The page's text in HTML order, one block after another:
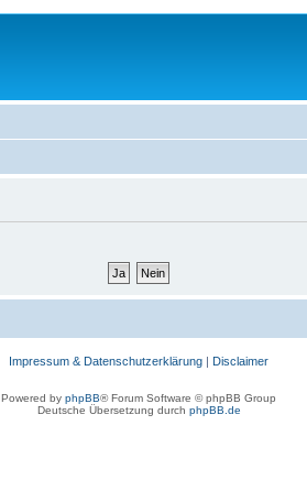
Impressum & Datenschutzerklärung | Disclaimer
Powered by phpBB® Forum Software © phpBB Group
Deutsche Übersetzung durch phpBB.de